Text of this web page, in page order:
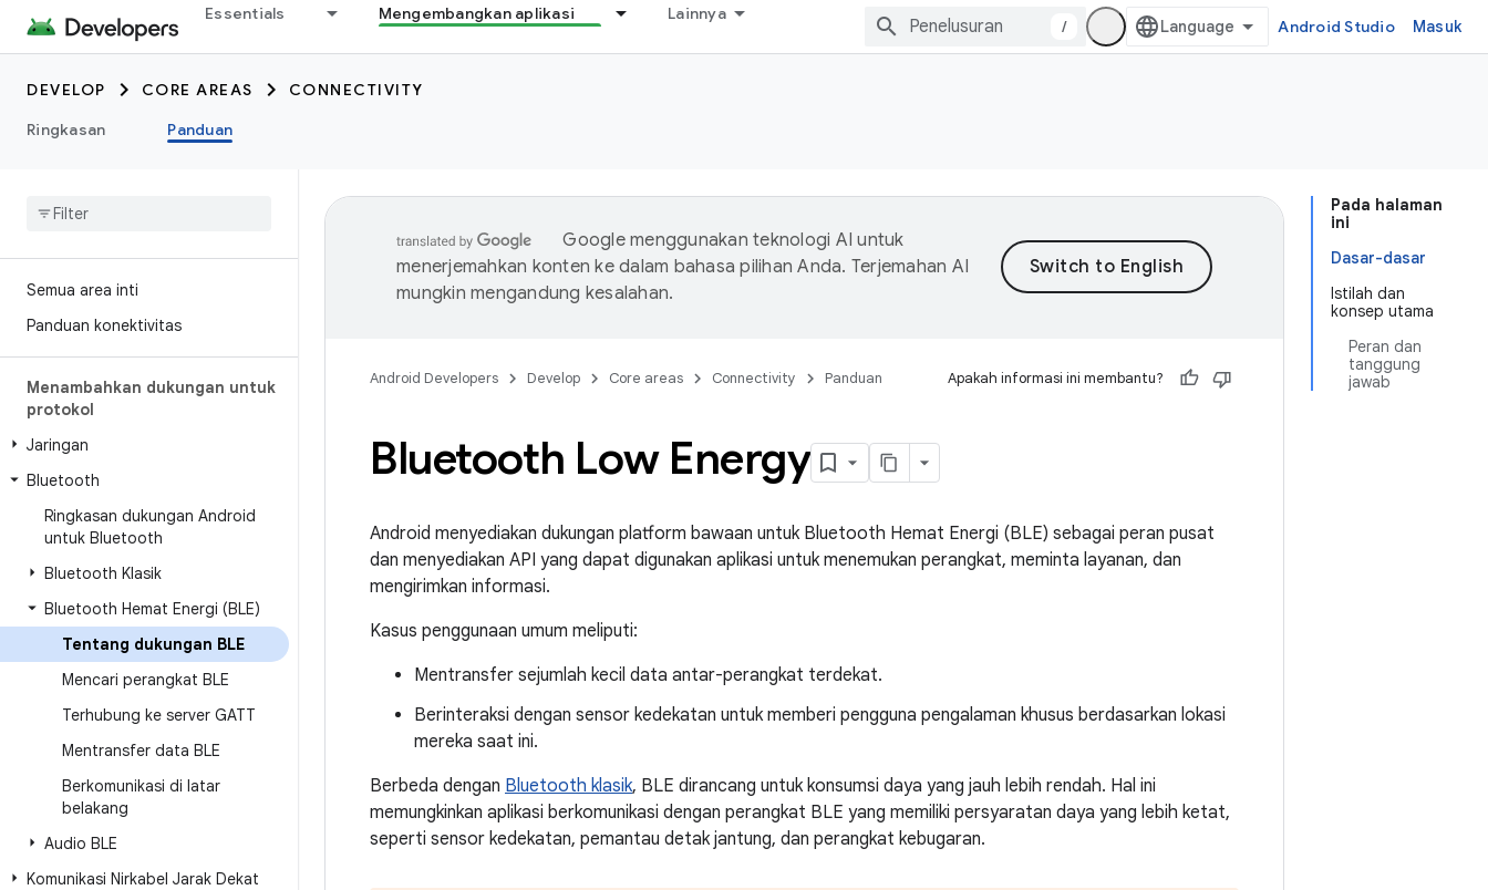
Essentials Mengembangkan aplikasi Lainnya
/ Android Studio Masuk
DEVELOP CORE AREAS
CONNECTIVITY
Ringkasan
Panduan
Semua area inti
Panduan konektivitas
Menambahkan dukungan untuk
protokol
Jaringan
Bluetooth
Ringkasan dukungan Android
untuk Bluetooth
Bluetooth Klasik
Bluetooth Hemat Energi (BLE)
Tentang dukungan BLE
Mencari perangkat BLE
Terhubung ke server GATT
Mentransfer data BLE
Berkomunikasi di latar
belakang
Audio BLE
Komunikasi Nirkabel Jarak Dekat
Pada halaman
ini
Dasar-dasar
Istilah dan
konsep utama
Peran dan
tanggung
jawab
Google menggunakan teknologi AI untuk
menerjemahkan konten ke dalam bahasa pilihan Anda. Terjemahan AI
mungkin mengandung kesalahan.
Android Developers Develop Core areas Connectivity Panduan Apakah informasi ini membantu?
Bluetooth Low Energy
Android menyediakan dukungan platform bawaan untuk Bluetooth Hemat Energi (BLE) sebagai peran pusat
dan menyediakan API yang dapat digunakan aplikasi untuk menemukan perangkat, meminta layanan, dan
mengirimkan informasi.
Kasus penggunaan umum meliputi:
Mentransfer sejumlah kecil data antar-perangkat terdekat.
Berinteraksi dengan sensor kedekatan untuk memberi pengguna pengalaman khusus berdasarkan lokasi
mereka saat ini.
Berbeda dengan Bluetooth klasik, BLE dirancang untuk konsumsi daya yang jauh lebih rendah. Hal ini
memungkinkan aplikasi berkomunikasi dengan perangkat BLE yang memiliki persyaratan daya yang lebih ketat,
seperti sensor kedekatan, pemantau detak jantung, dan perangkat kebugaran.